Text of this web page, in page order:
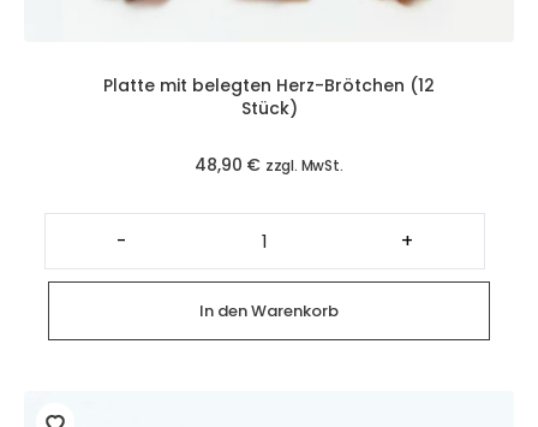
Platte mit belegten Herz-Brötchen (12
Stück)
48,90 € zzgl. MwSt.
-
Platte
mit
belegten
Herz-
Brötchen
(12
Stück)
Menge
+
In den Warenkorb